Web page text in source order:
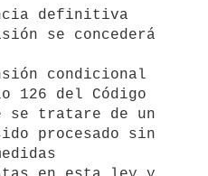
se concederá
condicional
126 del Código
se tratare de un
procesado sin